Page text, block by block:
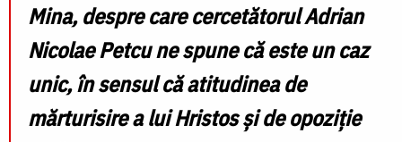
Mina, despre care cercetătorul Adrian
Nicolae Petcu ne spune că este un caz
unic, în sensul că atitudinea de
mărturisire a lui Hristos și de opoziție